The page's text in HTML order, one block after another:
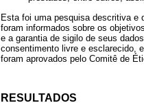
Esta foi uma pesquisa descritiva e
foram informados sobre os
e a garantia de sigilo de seus
consentimento livre e esclarecido,
foram aprovados pelo Comitê de
RESULTADOS